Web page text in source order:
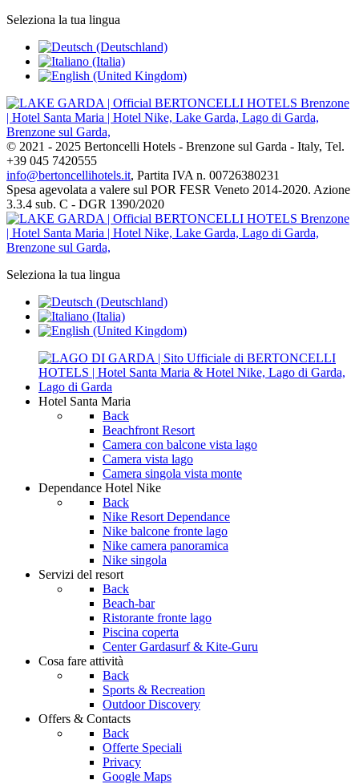
Seleziona la tua lingua
© 2021 - 2025 Bertoncelli Hotels - Brenzone sul Garda - Italy, Tel.
+39 045 7420555
info@bertoncellihotels.it, Partita IVA n. 00726380231
Spesa agevolata a valere sul POR FESR Veneto 2014-2020. Azione
3.3.4 sub. C - DGR 1390/2020
Seleziona la tua lingua
Hotel Santa Maria
Back
Beachfront Resort
Camera con balcone vista lago
Camera vista lago
Camera singola vista monte
Dependance Hotel Nike
Back
Nike Resort Dependance
Nike balcone fronte lago
Nike camera panoramica
Nike singola
Servizi del resort
Back
Beach-bar
Ristorante fronte lago
Piscina coperta
Center Gardasurf & Kite-Guru
Cosa fare attività
Back
Sports & Recreation
Outdoor Discovery
Offers & Contacts
Back
Offerte Speciali
Privacy
Google Maps